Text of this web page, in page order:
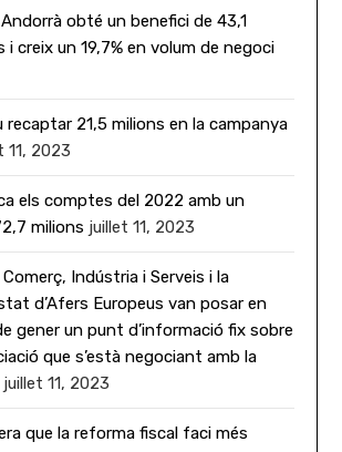
obté un benefici de 43,1
i creix un 19,7% en volum de negoci
recaptar 21,5 milions en la campanya
11, 2023
els comptes del 2022 amb un
milions juillet 11, 2023
Comerç, Indústria i Serveis i la
d’Afers Europeus van posar en
gener un punt d’informació fix sobre
que s’està negociant amb la
juillet 11, 2023
que la reforma fiscal faci més